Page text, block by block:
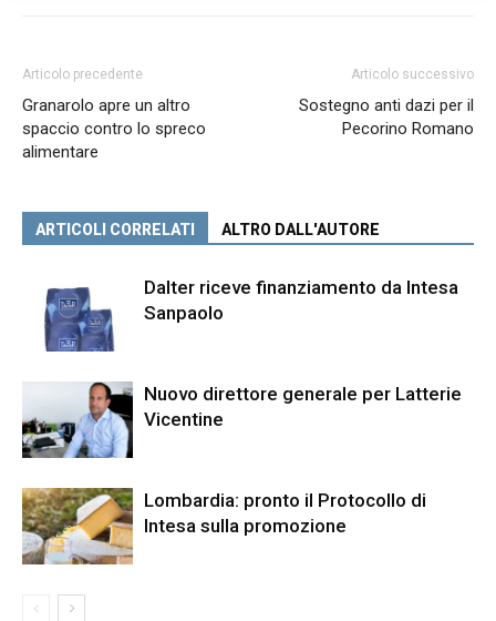
Articolo precedente
Granarolo apre un altro
spaccio contro lo spreco
alimentare
Articolo successivo
Sostegno anti dazi per il
Pecorino Romano
ARTICOLI CORRELATI ALTRO DALL'AUTORE
Dalter riceve finanziamento da Intesa
Sanpaolo
Nuovo direttore generale per Latterie
Vicentine
Lombardia: pronto il Protocollo di
Intesa sulla promozione